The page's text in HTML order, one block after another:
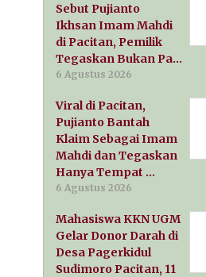
Sebut Pujianto
Ikhsan Imam Mahdi
di Pacitan, Pemilik
Tegaskan Bukan Pa…
6 Agustus 2026
Viral di Pacitan,
Pujianto Bantah
Klaim Sebagai Imam
Mahdi dan Tegaskan
Hanya Tempat …
6 Agustus 2026
Mahasiswa KKN UGM
Gelar Donor Darah di
Desa Pagerkidul
Sudimoro Pacitan, 11